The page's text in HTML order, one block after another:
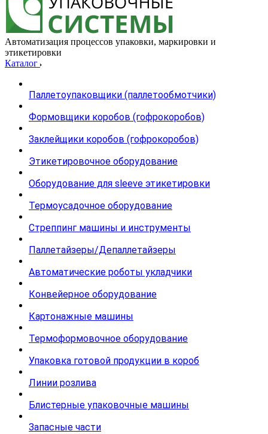
Автоматизация процессов упаковки, маркировки и
этикетировки
Каталог
Паллетоупаковщики (паллетообмотчики)
Формовщики коробов (гофрокоробов)
Заклейщики коробов (гофрокоробов)
Этикетировочное оборудование
Оборудование для sleeve этикетировки
Термоусадочное оборудование
Стреппинг машины и инструменты
Паллетайзеры/Депаллетайзеры
Автоматические роботы укладчики
Конвейерное оборудование
Картонажные машины
Термоформовочное оборудование
Упаковка готовой продукции в короб
Линии розлива
Блистерные упаковочные машины
Запасные части